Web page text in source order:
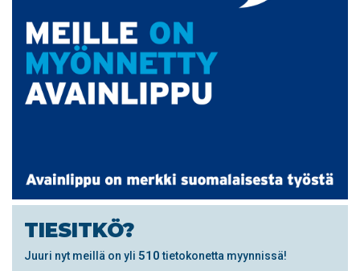
TIESITKÖ?
Juuri nyt meillä on yli 510tietokonetta myynnissä!